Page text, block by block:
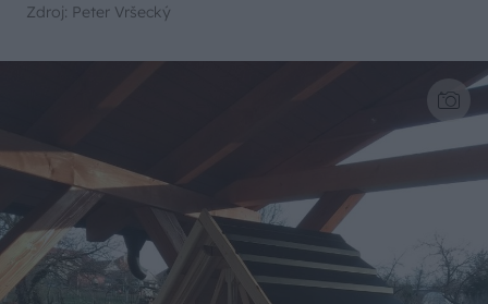
Zdroj: Peter Vršecký